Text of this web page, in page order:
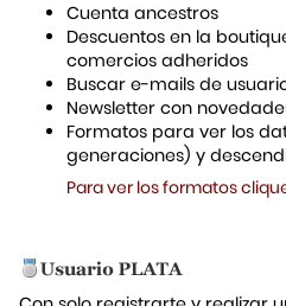
Cuenta ancestros
Descuentos en la
comercios adheridos
Buscar e-mails de
Newsletter con
Formatos para ver los
generaciones) y
Para ver los formatos